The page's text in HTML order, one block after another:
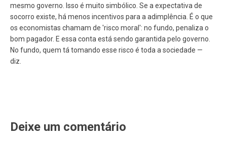
mesmo governo. Isso é muito simbólico. Se a expectativa de
socorro existe, há menos incentivos para a adimplência. É o que
os economistas chamam de 'risco moral': no fundo, penaliza o
bom pagador. E essa conta está sendo garantida pelo governo.
No fundo, quem tá tomando esse risco é toda a sociedade —
diz.
Deixe um comentário